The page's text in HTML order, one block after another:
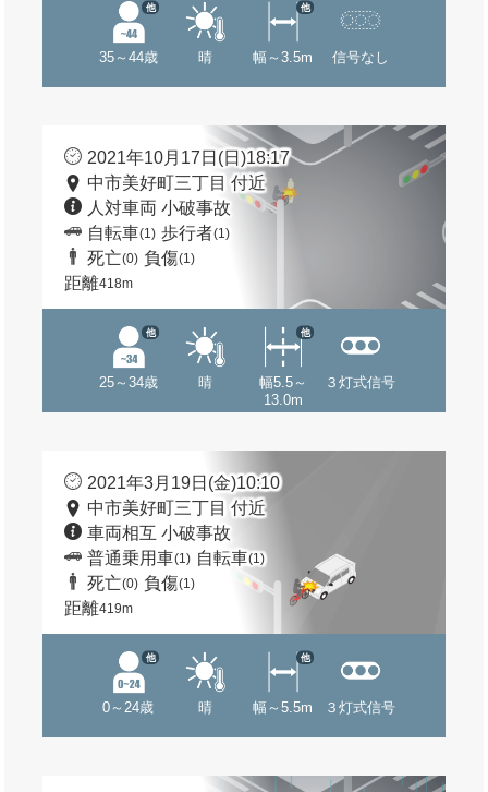
35～44歳
他
晴 幅～3.5m
他
信号なし
2021年10月17日(日)18:17
中市美好町三丁目 付近
人対車両 小破事故
自転車(1) 歩行者(1)
死亡(0) 負傷(1)
距離418m
25～34歳
他
晴
幅5.5～
13.0m
他
３灯式信号
2021年3月19日(金)10:10
中市美好町三丁目 付近
車両相互 小破事故
普通乗用車(1) 自転車(1)
死亡(0) 負傷(1)
距離419m
0～24歳
他
晴 幅～5.5m
他
３灯式信号